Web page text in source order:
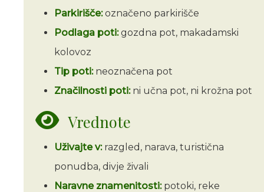
Parkirišče:označeno parkirišče
Podlaga poti:gozdna pot, makadamski
kolovoz
Tip poti:neoznačena pot
Značilnosti poti:ni učna pot, ni krožna pot
Vrednote
Uživajte v:razgled, narava, turistična
ponudba, divje živali
Naravne znamenitosti:potoki, reke